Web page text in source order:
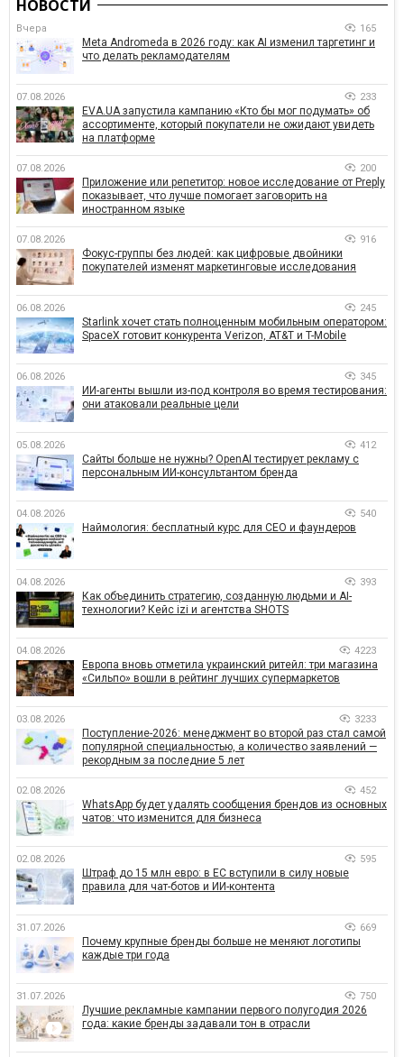
НОВОСТИ
Вчера 165
Meta Andromeda в 2026 году: как AI изменил таргетинг и
что делать рекламодателям
07.08.2026 233
EVA.UA запустила кампанию «Кто бы мог подумать» об
ассортименте, который покупатели не ожидают увидеть
на платформе
07.08.2026 200
Приложение или репетитор: новое исследование от Preply
показывает, что лучше помогает заговорить на
иностранном языке
07.08.2026 916
Фокус-группы без людей: как цифровые двойники
покупателей изменят маркетинговые исследования
06.08.2026 245
Starlink хочет стать полноценным мобильным оператором:
SpaceX готовит конкурента Verizon, AT&T и T-Mobile
06.08.2026 345
ИИ-агенты вышли из-под контроля во время тестирования:
они атаковали реальные цели
05.08.2026 412
Сайты больше не нужны? OpenAI тестирует рекламу с
персональным ИИ-консультантом бренда
04.08.2026 540
Наймология: бесплатный курс для CEO и фаундеров
04.08.2026 393
Как объединить стратегию, созданную людьми и AI-
технологии? Кейс izi и агентства SHOTS
04.08.2026 4223
Европа вновь отметила украинский ритейл: три магазина
«Сильпо» вошли в рейтинг лучших супермаркетов
03.08.2026 3233
Поступление-2026: менеджмент во второй раз стал самой
популярной специальностью, а количество заявлений —
рекордным за последние 5 лет
02.08.2026 452
WhatsApp будет удалять сообщения брендов из основных
чатов: что изменится для бизнеса
02.08.2026 595
Штраф до 15 млн евро: в ЕС вступили в силу новые
правила для чат-ботов и ИИ-контента
31.07.2026 669
Почему крупные бренды больше не меняют логотипы
каждые три года
31.07.2026 750
Лучшие рекламные кампании первого полугодия 2026
года: какие бренды задавали тон в отрасли